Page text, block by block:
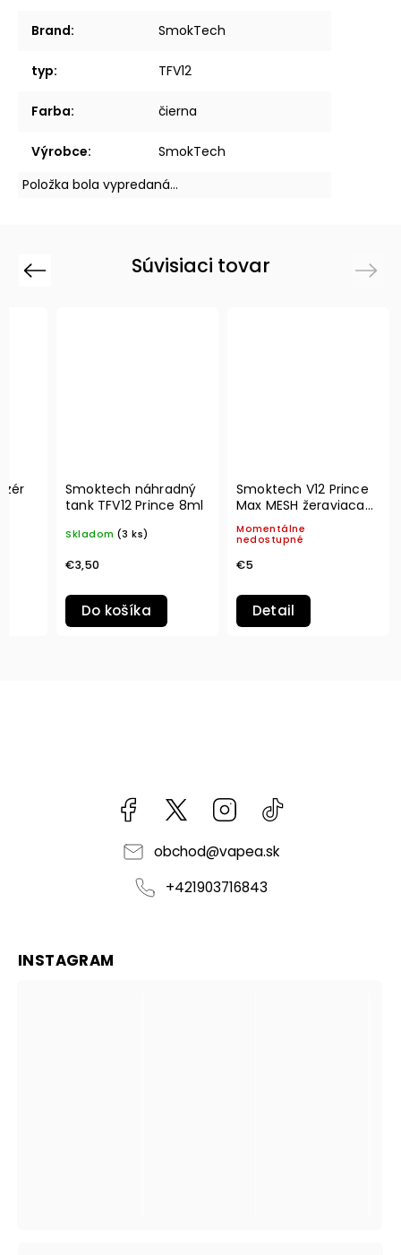
Brand: SmokTech
typ: TFV12
Farba: čierna
Výrobce:
SmokTech
Položka bola vypredaná…
Súvisiaci tovar
Previous
Smoktech náhradný
tank TFV12 Prince 8ml
Skladom (3 ks)
€3,50
Do košíka
Smoktech V12 Prince
Max MESH žeraviaca
hlava - 0,17ohm
Momentálne
nedostupné
€5
Detail
Next
Facebook kzifcak85131Instagram
obchod@vapea.sk
+421903716843
INSTAGRAM